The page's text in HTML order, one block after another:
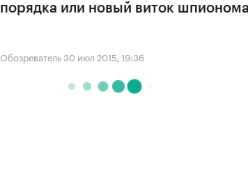
порядка или новый виток
Обозреватель30 июл 2015, 19:36